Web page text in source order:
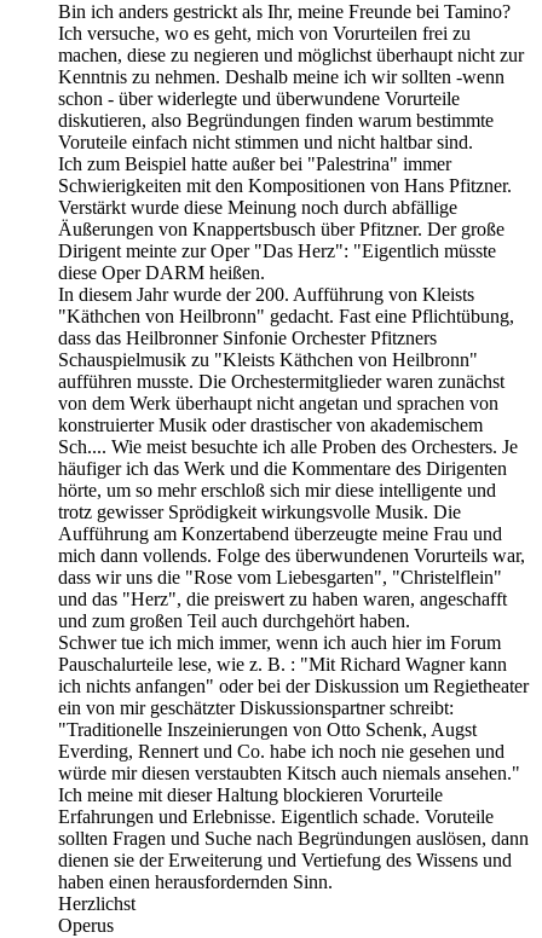
Bin ich anders gestrickt als Ihr, meine Freunde bei Tamino?
Ich versuche, wo es geht, mich von Vorurteilen frei zu
machen, diese zu negieren und möglichst überhaupt nicht zur
Kenntnis zu nehmen. Deshalb meine ich wir sollten -wenn
schon - über widerlegte und überwundene Vorurteile
diskutieren, also Begründungen finden warum bestimmte
Voruteile einfach nicht stimmen und nicht haltbar sind.
Ich zum Beispiel hatte außer bei "Palestrina" immer
Schwierigkeiten mit den Kompositionen von Hans Pfitzner.
Verstärkt wurde diese Meinung noch durch abfällige
Äußerungen von Knappertsbusch über Pfitzner. Der große
Dirigent meinte zur Oper "Das Herz": "Eigentlich müsste
diese Oper DARM heißen.
In diesem Jahr wurde der 200. Aufführung von Kleists
"Käthchen von Heilbronn" gedacht. Fast eine Pflichtübung,
dass das Heilbronner Sinfonie Orchester Pfitzners
Schauspielmusik zu "Kleists Käthchen von Heilbronn"
aufführen musste. Die Orchestermitglieder waren zunächst
von dem Werk überhaupt nicht angetan und sprachen von
konstruierter Musik oder drastischer von akademischem
Sch.... Wie meist besuchte ich alle Proben des Orchesters. Je
häufiger ich das Werk und die Kommentare des Dirigenten
hörte, um so mehr erschloß sich mir diese intelligente und
trotz gewisser Sprödigkeit wirkungsvolle Musik. Die
Aufführung am Konzertabend überzeugte meine Frau und
mich dann vollends. Folge des überwundenen Vorurteils war,
dass wir uns die "Rose vom Liebesgarten", "Christelflein"
und das "Herz", die preiswert zu haben waren, angeschafft
und zum großen Teil auch durchgehört haben.
Schwer tue ich mich immer, wenn ich auch hier im Forum
Pauschalurteile lese, wie z. B. : "Mit Richard Wagner kann
ich nichts anfangen" oder bei der Diskussion um Regietheater
ein von mir geschätzter Diskussionspartner schreibt:
"Traditionelle Inszeinierungen von Otto Schenk, Augst
Everding, Rennert und Co. habe ich noch nie gesehen und
würde mir diesen verstaubten Kitsch auch niemals ansehen."
Ich meine mit dieser Haltung blockieren Vorurteile
Erfahrungen und Erlebnisse. Eigentlich schade. Voruteile
sollten Fragen und Suche nach Begründungen auslösen, dann
dienen sie der Erweiterung und Vertiefung des Wissens und
haben einen herausfordernden Sinn.
Herzlichst
Operus